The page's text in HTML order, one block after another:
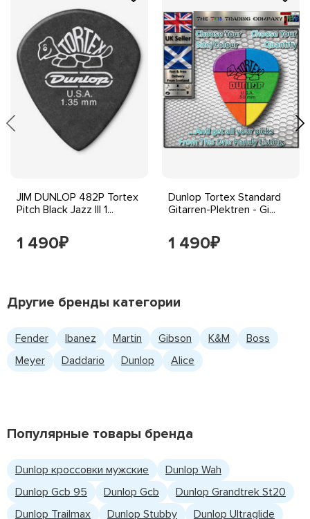
JIM DUNLOP 482P Tortex
Pitch Black Jazz III 1...
1 490₽
Dunlop Tortex Standard
Gitarren-Plektren - Gi...
1 490₽
Другие бренды категории
Fender Ibanez Martin Gibson K&M
Boss
Meyer
Daddario Dunlop Alice
Популярные товары бренда
Dunlop кроссовки мужские
Dunlop Wah
Dunlop Gcb 95
Dunlop Gcb
Dunlop Grandtrek St20
Dunlop Trailmax
Dunlop Stubby
Dunlop Ultraglide